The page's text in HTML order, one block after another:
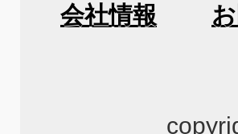
会社情報